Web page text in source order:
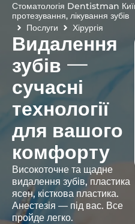
Стоматологія Dentistman
протезування, лікування зубів
Послуги
Хірургія
Видалення
зубів —
сучасні
технології
для вашого
комфорту
Високоточне та щадне
видалення зубів, пластика
ясен, кісткова пластика.
Анестезія — під вас. Все
пройде легко.